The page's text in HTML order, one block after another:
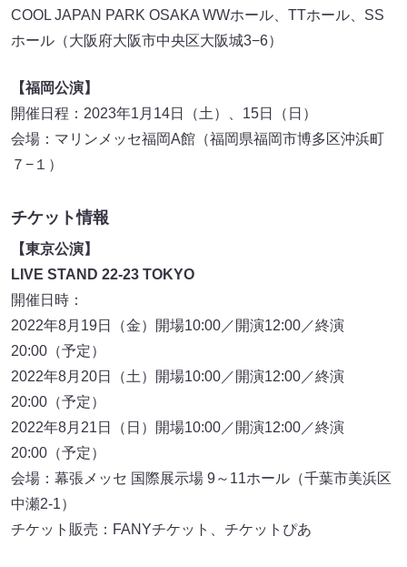
COOL JAPAN PARK OSAKA WWホール、TTホール、SS
ホール（大阪府大阪市中央区大阪城3−6）
【福岡公演】
開催日程：2023年1月14日（土）、15日（日）
会場：マリンメッセ福岡A館（福岡県福岡市博多区沖浜町
７−１）
チケット情報
【東京公演】
LIVE STAND 22-23 TOKYO
開催日時：
2022年8月19日（金）開場10:00／開演12:00／終演
20:00（予定）
2022年8月20日（土）開場10:00／開演12:00／終演
20:00（予定）
2022年8月21日（日）開場10:00／開演12:00／終演
20:00（予定）
会場：幕張メッセ 国際展示場 9～11ホール（千葉市美浜区
中瀬2-1）
チケット販売：FANYチケット、チケットぴあ